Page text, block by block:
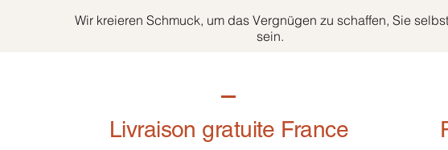
Wir kreieren Schmuck, um das Vergnügen zu schaffen, Sie
sein.
Livraison gratuite France